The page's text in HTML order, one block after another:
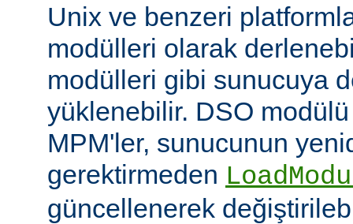
Unix ve benzeri
modülleri olarak
modülleri gibi sunucuya
yüklenebilir. DSO
MPM'ler, sunucunun
gerektirmeden
güncellenerek